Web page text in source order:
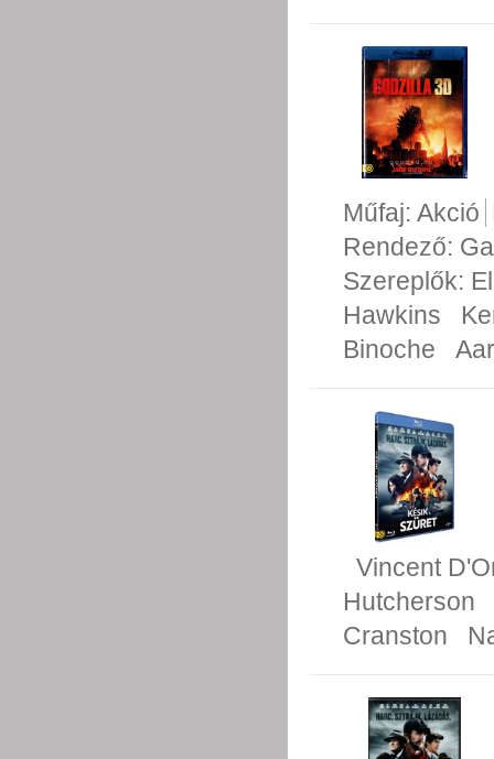
Műfaj: Akció
Rendező:
Szereplők:
Hawkins
Binoche
Vincent
Hutcherson
Cranston